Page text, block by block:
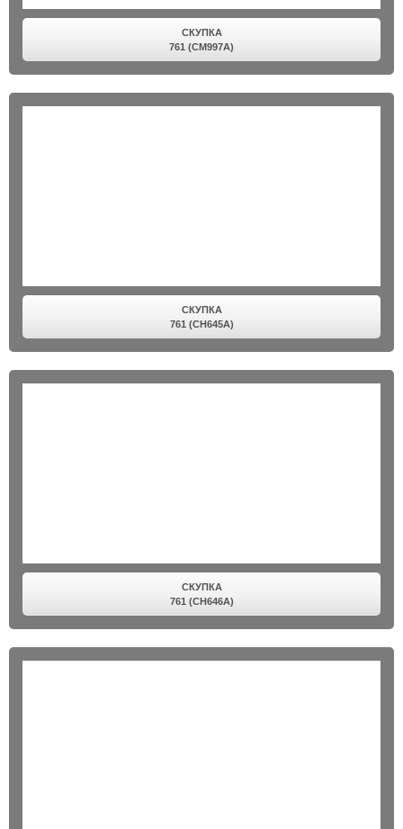
СКУПКА
761 (CM997A)
СКУПКА
761 (CH645A)
СКУПКА
761 (CH646A)